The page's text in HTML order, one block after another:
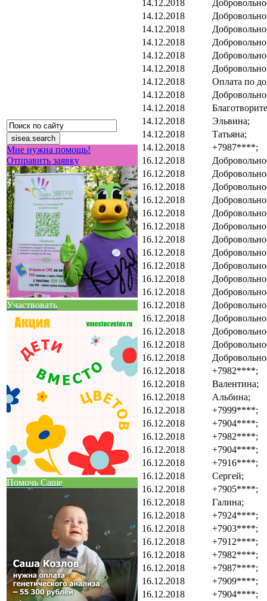
Мне нужна помощь!
Отправить заявку
Участвовать
Помочь Саше
14.12.2018
14.12.2018
14.12.2018
14.12.2018
14.12.2018
14.12.2018
14.12.2018
Оплата по
14.12.2018
14.12.2018
14.12.2018
Эльвина;
14.12.2018
Татьяна;
14.12.2018
+7987****;
16.12.2018
16.12.2018
16.12.2018
16.12.2018
16.12.2018
16.12.2018
16.12.2018
16.12.2018
16.12.2018
16.12.2018
16.12.2018
16.12.2018
16.12.2018
16.12.2018
16.12.2018
16.12.2018
16.12.2018
+7982****;
16.12.2018
Валентина;
16.12.2018
Альбина;
16.12.2018
+7999****;
16.12.2018
+7904****;
16.12.2018
+7982****;
16.12.2018
+7904****;
16.12.2018
+7916****;
16.12.2018
Сергей;
16.12.2018
+7905****;
16.12.2018
Галина;
16.12.2018
+7924****;
16.12.2018
+7903****;
16.12.2018
+7912****;
16.12.2018
+7982****;
16.12.2018
+7987****;
16.12.2018
+7909****;
16.12.2018
+7904****;